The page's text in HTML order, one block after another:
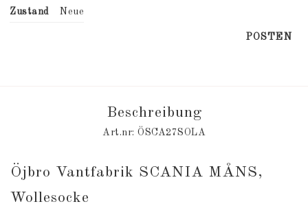
Zustand Neue
POSTEN
Beschreibung
Art.nr: ÖSCA27SOLA
Öjbro Vantfabrik SCANIA MÅNS,
Wollesocke